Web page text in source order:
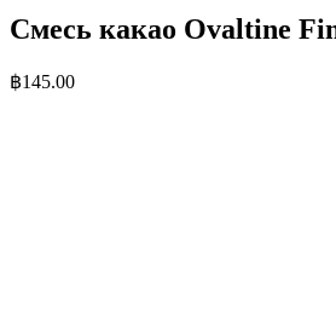
Смесь какао Ovaltine
฿145.00